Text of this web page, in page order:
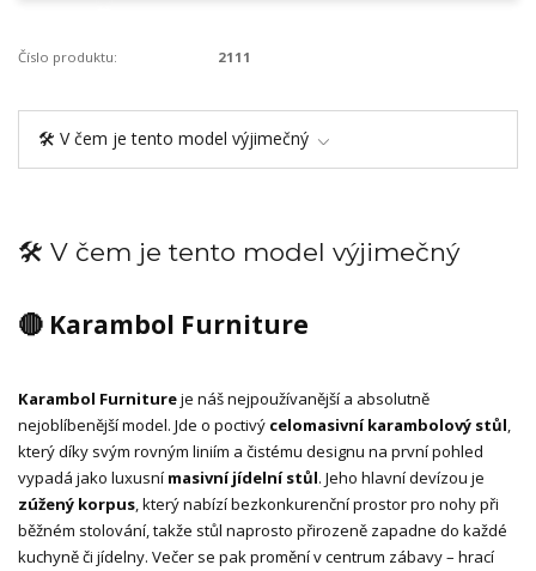
Číslo produktu: 2111
🛠️ V čem je tento model výjimečný
🛠️ V čem je tento model výjimečný
🔴 Karambol Furniture
Karambol Furnitureje náš nejpoužívanější a absolutně
nejoblíbenější model. Jde o poctivý celomasivní karambolový stůl,
který díky svým rovným liniím a čistému designu na první pohled
vypadá jako luxusní masivní jídelní stůl. Jeho hlavní devízou je
zúžený korpus, který nabízí bezkonkurenční prostor pro nohy při
běžném stolování, takže stůl naprosto přirozeně zapadne do každé
kuchyně či jídelny. Večer se pak promění v centrum zábavy – hrací